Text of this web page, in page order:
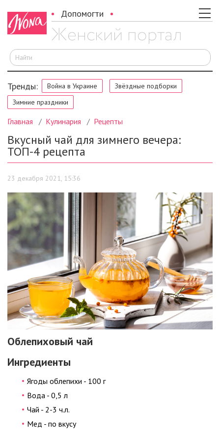
Допомогти
Тренды: Война в Украине
Звёздные подборки
Зимние праздники
Главная Кулинария Рецепты
Вкусный чай для зимнего вечера:
ТОП-4 рецепта
23 декабря 2021, 15:36
Облепиховый чай
Ингредиенты
Ягоды облепихи - 100 г
Вода - 0,5 л
Чай - 2-3 ч.л.
Мед - по вкусу